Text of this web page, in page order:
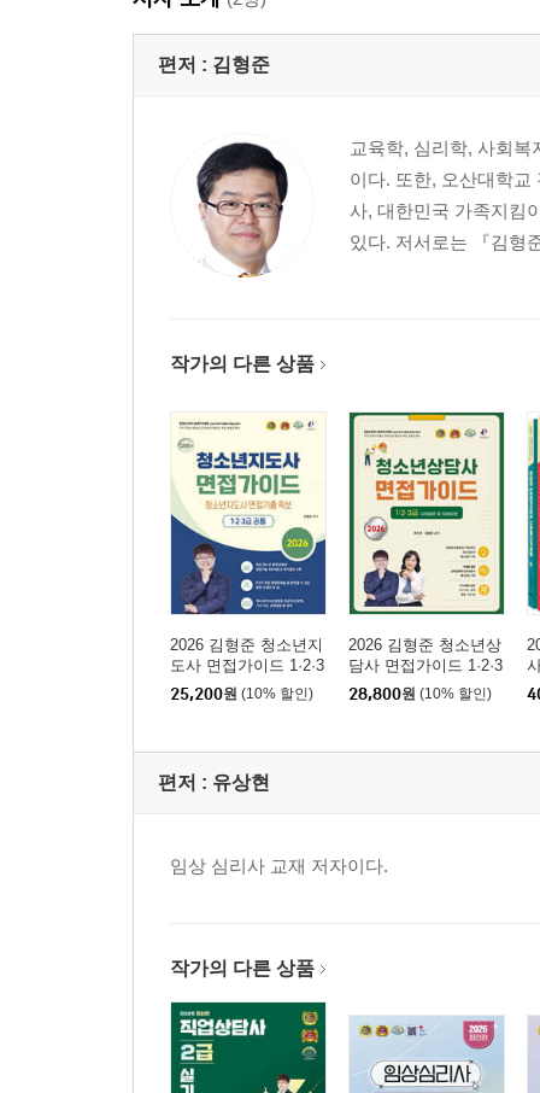
편저 : 김형준
교육학, 심리학, 사회
이다. 또한, 오산대학
사, 대한민국 가족지킴
있다. 저서로는 『김형
작가의 다른 상품
2026 김형준 청소년지
도사 면접가이드 1·2·3
급
25,200원 (10% 할인)
2026 김형준 청소년상
담사 면접가이드 1·2·3
급 사례질문 및 모범답
28,800원 (10% 할인)
편저 : 유상현
임상 심리사 교재 저자이다.
작가의 다른 상품